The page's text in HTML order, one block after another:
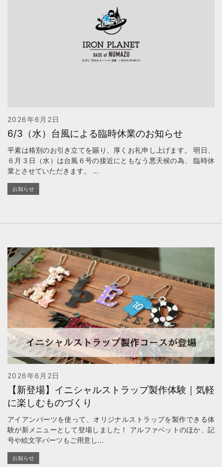
2026年6月2日
6/3（水）台風による臨時休業のお知らせ
平素は格別のお引き立てを賜り、厚くお礼申し上げます。 明日、
６月３日（水）は台風６号の接近にともなう悪天候の為、 臨時休
業とさせていただきます。 ...
お知らせ
2026年6月2日
【新登場】イニシャルストラップ製作体験｜気軽
に楽しむものづくり
アイアンパーツを使って、オリジナルストラップを製作できる体
験が新メニューとして登場しました！ アルファベットのほか、記
号や絵文字パーツもご用意し...
お知らせ